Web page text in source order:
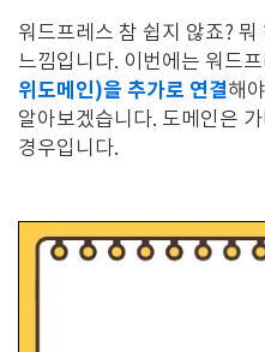
워드프레스 참 쉽지 않죠?
느낌입니다. 이번에는 워드
위도메인)을 추가로 연결해
알아보겠습니다. 도메인은
경우입니다.